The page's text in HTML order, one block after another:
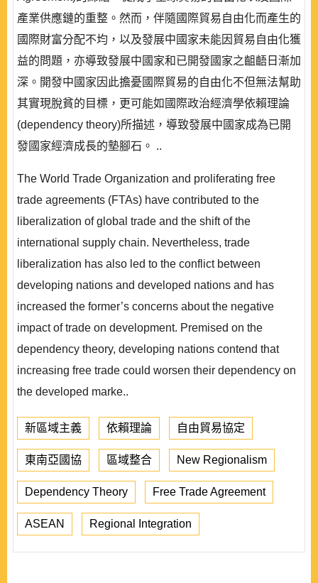
產業供應鏈的重整。然而，伴隨國際貿易自由化而產生的
國際財富分配不均，以及發展中國家未能因貿易自由化獲
益的問題，亦導致發展中國家和已開發國家之齟齬日漸加
深。開發中國家因此擔憂國際貿易的自由化不但無法幫助
其實現脫貧的目標，更可能如國際政治經濟學依賴理論
(dependency theory)所描述，導致發展中國家成為已開
發國家經濟成長的墊腳石。 ..
The World Trade Organization and proliferating free
trade agreements (FTAs) have contributed to the
liberalization of global trade and the shift of the
international supply chain. Nevertheless, trade
liberalization has also led to the conflict between
developing nations and developed nations and has
increased the former’s concerns about the negative
impact of trade on development. Premised on the
dependency theory, developing nations contend that
increasing free trade could worsen their dependency on
the developed marke..
新區域主義 依賴理論 自由貿易協定
東南亞國協 區域整合 New Regionalism
Dependency Theory Free Trade Agreement
ASEAN Regional Integration